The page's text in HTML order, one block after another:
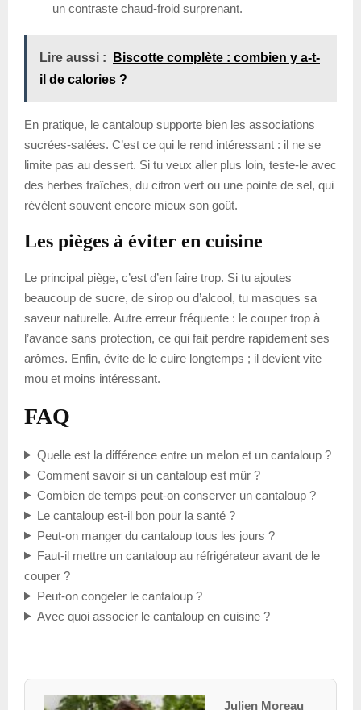
un contraste chaud-froid surprenant.
Lire aussi :
Biscotte complète : combien y a-t-
il de calories ?
En pratique, le cantaloup supporte bien les associations
sucrées-salées. C’est ce qui le rend intéressant : il ne se
limite pas au dessert. Si tu veux aller plus loin, teste-le avec
des herbes fraîches, du citron vert ou une pointe de sel, qui
révèlent souvent encore mieux son goût.
Les pièges à éviter en cuisine
Le principal piège, c’est d’en faire trop. Si tu ajoutes
beaucoup de sucre, de sirop ou d’alcool, tu masques sa
saveur naturelle. Autre erreur fréquente : le couper trop à
l’avance sans protection, ce qui fait perdre rapidement ses
arômes. Enfin, évite de le cuire longtemps ; il devient vite
mou et moins intéressant.
FAQ
Quelle est la différence entre un melon et un cantaloup ?
Comment savoir si un cantaloup est mûr ?
Combien de temps peut-on conserver un cantaloup ?
Le cantaloup est-il bon pour la santé ?
Peut-on manger du cantaloup tous les jours ?
Faut-il mettre un cantaloup au réfrigérateur avant de le
couper ?
Peut-on congeler le cantaloup ?
Avec quoi associer le cantaloup en cuisine ?
Julien Moreau